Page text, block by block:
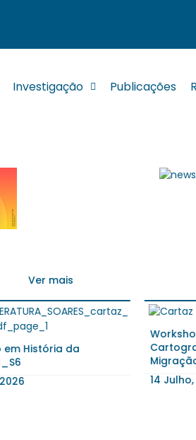
Investigação Publicações
Ver mais
Workshop: Caminhar entre
Cartografias Sensíveis da